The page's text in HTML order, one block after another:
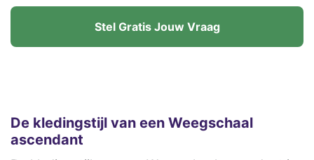
Stel Gratis Jouw Vraag
De kledingstijl van een Weegschaal
ascendant